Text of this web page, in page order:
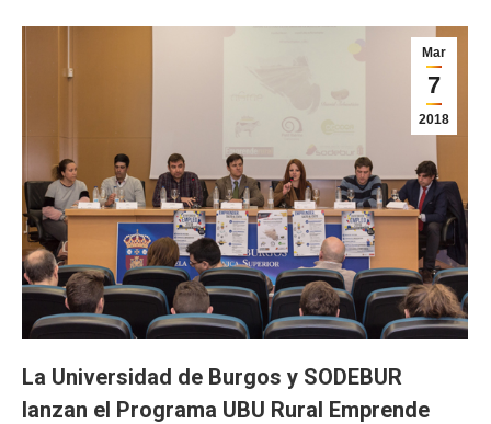
Mar
7
2018
La Universidad de Burgos y SODEBUR
lanzan el Programa UBU Rural Emprende